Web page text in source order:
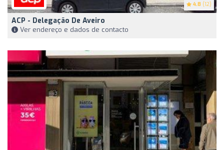
4.8 (12)
ACP - Delegação De Aveiro
Ver endereço e dados de contacto